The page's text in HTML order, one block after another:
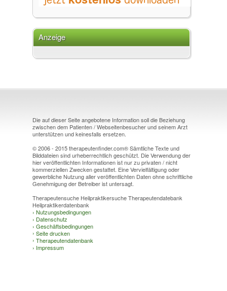
Anzeige
Die auf dieser Seite angebotene Information soll die Beziehung
zwischen dem Patienten / Webseitenbesucher und seinem Arzt
unterstützen und keinesfalls ersetzen.
© 2006 - 2015 therapeutenfinder.com® Sämtliche Texte und
Bilddateien sind urheberrechtlich geschützt. Die Verwendung der
hier veröffentlichten Informationen ist nur zu privaten / nicht
kommerziellen Zwecken gestattet. Eine Vervielfältigung oder
gewerbliche Nutzung aller veröffentlichten Daten ohne schriftliche
Genehmigung der Betreiber ist untersagt.
Therapeutensuche Heilpraktikersuche Therapeutendatebank
Heilpraktikerdatenbank
› Nutzungsbedingungen
› Datenschutz
› Geschäftsbedingungen
› Seite drucken
› Therapeutendatenbank
› Impressum